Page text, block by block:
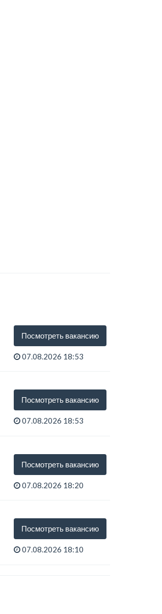
Посмотреть вакансию
07.08.2026 18:53
Посмотреть вакансию
07.08.2026 18:53
Посмотреть вакансию
07.08.2026 18:20
Посмотреть вакансию
07.08.2026 18:10